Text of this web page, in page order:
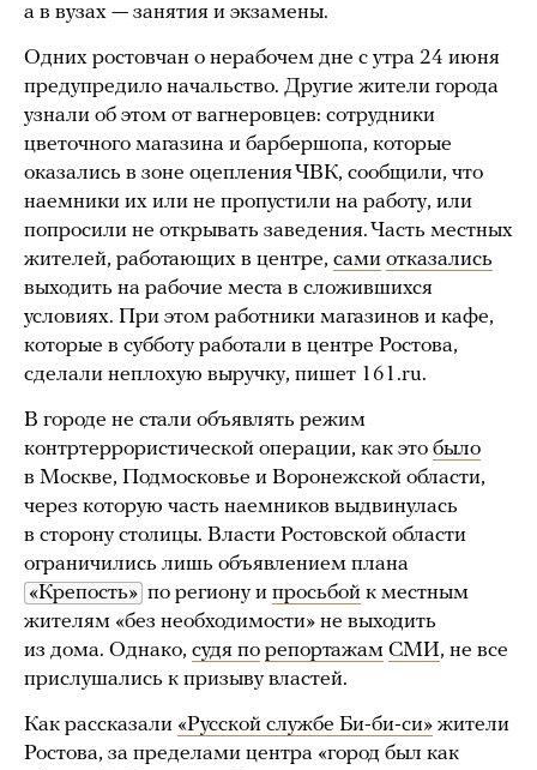
а в вузах — занятия и экзамены.
Одних ростовчан о нерабочем дне с утра 24 июня
предупредило начальство. Другие жители города
узнали об этом от вагнеровцев: сотрудники
цветочного магазина и барбершопа, которые
оказались в зоне оцепления ЧВК, сообщили, что
наемники их или не пропустили на работу, или
попросили не открывать заведения. Часть местных
жителей, работающих в центре, сами отказались
выходить на рабочие места в сложившихся
условиях. При этом работники магазинов и кафе,
которые в субботу работали в центре Ростова,
сделали неплохую выручку, пишет 161.ru.
В городе не стали объявлять режим
контртеррористической операции, как это было
в Москве, Подмосковье и Воронежской области,
через которую часть наемников выдвинулась
в сторону столицы. Власти Ростовской области
ограничились лишь объявлением плана
«Крепость» по региону и просьбой к местным
жителям «без необходимости» не выходить
из дома. Однако, судя по репортажам СМИ, не все
прислушались к призыву властей.
Как рассказали «Русской службе Би-би-си» жители
Ростова, за пределами центра «город был как